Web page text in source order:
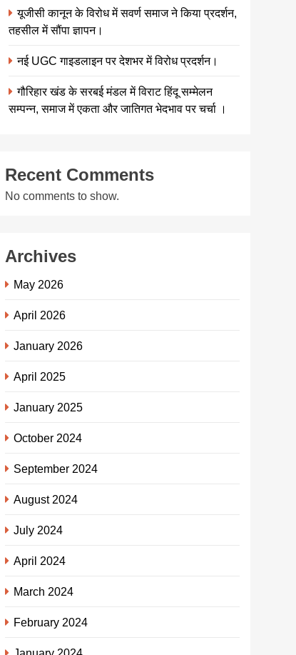
यूजीसी कानून के विरोध में सवर्ण समाज ने किया प्रदर्शन,
तहसील में सौंपा ज्ञापन।
नई UGC गाइडलाइन पर देशभर में विरोध प्रदर्शन।
गौरिहार खंड के सरबई मंडल में विराट हिंदू सम्मेलन
सम्पन्न, समाज में एकता और जातिगत भेदभाव पर चर्चा ।
Recent Comments
No comments to show.
Archives
May 2026
April 2026
January 2026
April 2025
January 2025
October 2024
September 2024
August 2024
July 2024
April 2024
March 2024
February 2024